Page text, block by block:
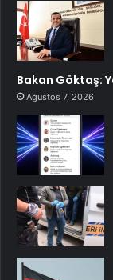
Bakan Göktaş:
Ağustos 7, 2026